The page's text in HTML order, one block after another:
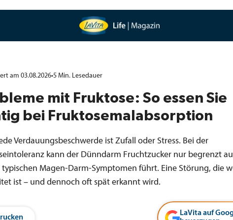
am 03.08.2026•5 Min. Lesedauer
mit Fruktose: So essen Sie
bei Fruktosemalabsorption
Verdauungsbeschwerde ist Zufall oder Stress. Bei der
kann der Dünndarm Fruchtzucker nur begrenzt
typischen Magen-Darm-Symptomen führt. Eine Störung, die
ist – und dennoch oft spät erkannt wird.
LaVita auf